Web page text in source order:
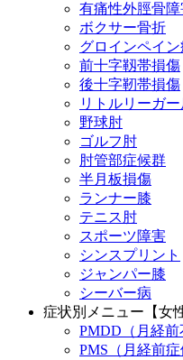
有痛性外脛骨障
ボクサー骨折
グロインペイ
前十字靱帯損傷
後十字靭帯損傷
リトルリーガー
野球肘
ゴルフ肘
肘管部症候群
半月板損傷
ランナー膝
テニス肘
スポーツ障害
シンスプリント
ジャンパー膝
シーバー病
症状別メニュー【女
PMDD（月経前
PMS（月経前症